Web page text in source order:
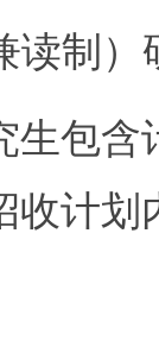
读制）
生包含
收计